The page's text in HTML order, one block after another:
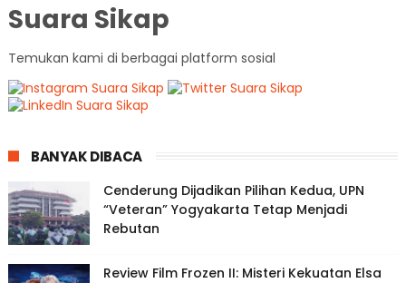
Suara Sikap
Temukan kami di berbagai platform sosial
BANYAK DIBACA
Cenderung Dijadikan Pilihan Kedua, UPN
“Veteran” Yogyakarta Tetap Menjadi
Rebutan
Review Film Frozen II: Misteri Kekuatan Elsa